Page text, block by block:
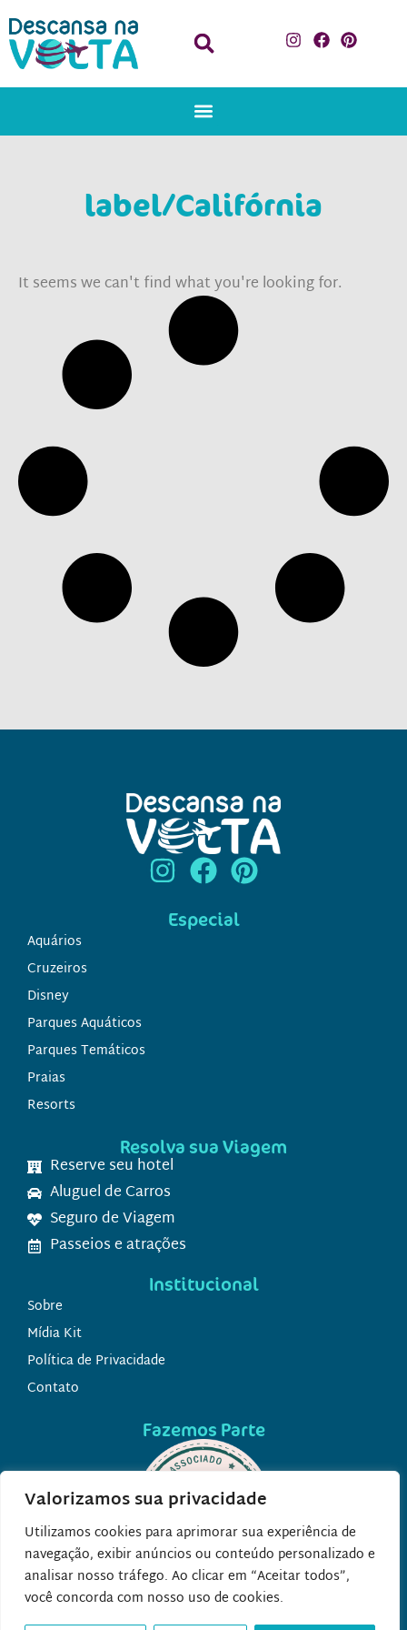
Valorizamos sua privacidade
Utilizamos cookies para aprimorar sua experiência de
navegação, exibir anúncios ou conteúdo personalizado e
analisar nosso tráfego. Ao clicar em “Aceitar todos”,
você concorda com nosso uso de cookies.
label/Califórnia
It seems we can't find what you're looking for.
Especial
Aquários
Cruzeiros
Disney
Parques Aquáticos
Parques Temáticos
Praias
Resorts
Resolva sua Viagem
Reserve seu hotel
Aluguel de Carros
Seguro de Viagem
Passeios e atrações
Institucional
Sobre
Mídia Kit
Política de Privacidade
Contato
Fazemos Parte